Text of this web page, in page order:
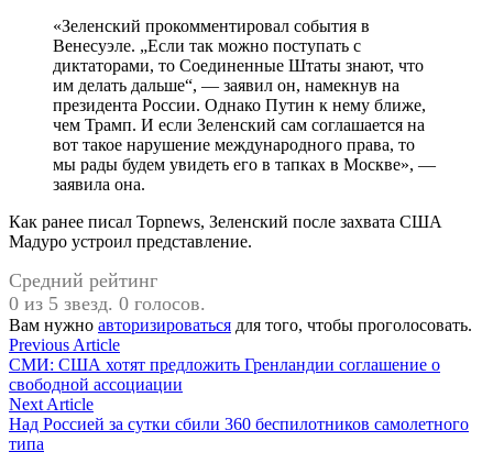
«Зеленский прокомментировал события в
Венесуэле. „Если так можно поступать с
диктаторами, то Соединенные Штаты знают, что
им делать дальше“, — заявил он, намекнув на
президента России. Однако Путин к нему ближе,
чем Трамп. И если Зеленский сам соглашается на
вот такое нарушение международного права, то
мы рады будем увидеть его в тапках в Москве», —
заявила она.
Как ранее писал Topnews, Зеленский после захвата США
Мадуро устроил представление.
Средний рейтинг
0 из 5 звезд. 0 голосов.
Вам нужно авторизироваться для того, чтобы проголосовать.
Навигация
по
записям
Previous ArticlePrevious
article:
СМИ: США хотят предложить Гренландии соглашение о
свободной ассоциации
Next ArticleNext
article:
Над Россией за сутки сбили 360 беспилотников самолетного
типа